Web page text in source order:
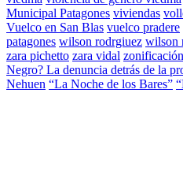
Municipal Patagones viviendas
Vuelco en San Blas vuelco pradere
patagones wilson rodrgiuez wilson
zara pichetto zara vidal zonificación
Negro? La denuncia detrás de la
Nehuen “La Noche de los Bares”